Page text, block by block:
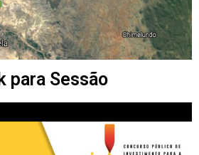
para Sessão